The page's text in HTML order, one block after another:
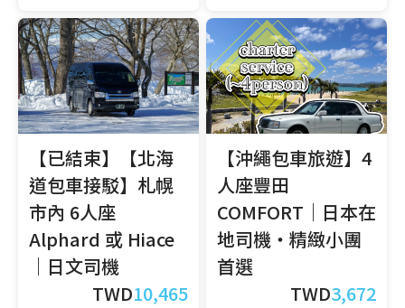
【已結束】【北海
道包車接駁】札幌
市內 6人座
Alphard 或 Hiace
｜日文司機
TWD10,465
【沖繩包車旅遊】4
人座豐田
COMFORT｜日本在
地司機・精緻小團
首選
TWD3,672